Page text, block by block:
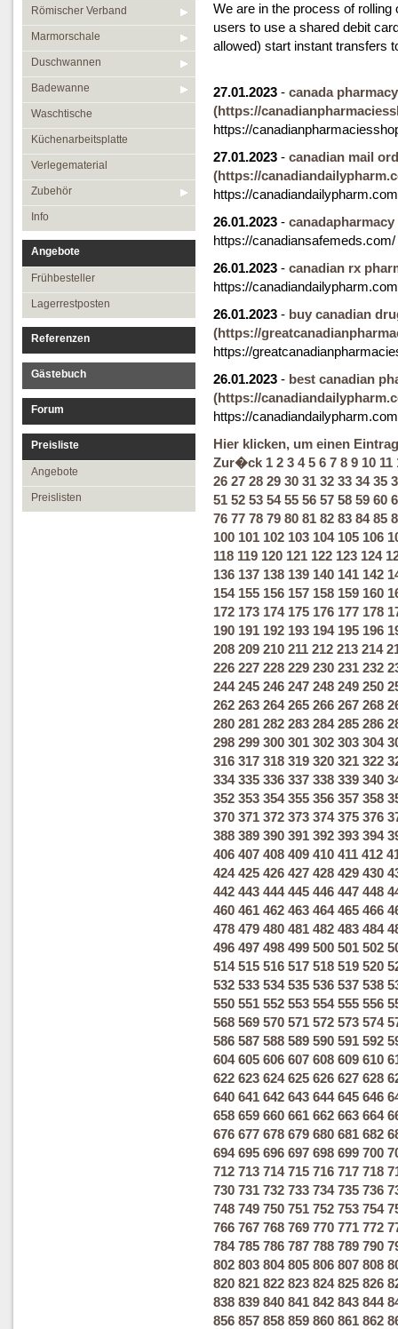
Römischer Verband
Marmorschale
Duschwannen
Badewanne
Waschtische
Küchenarbeitsplatte
Verlegematerial
Zubehör
Info
Angebote
Frühbesteller
Lagerrestposten
Referenzen
Gästebuch
Forum
Preisliste
Angebote
Preislisten
We are in the process of rolling
users to use a shared debit
allowed) start instant transfers
27.01.2023 - canada
(https://
https://
27.01.2023 - canadian mail
(https://
https://
26.01.2023 - canadapharmacy
https://canadiansafemeds.com/
26.01.2023 - canadian rx
https://
26.01.2023 - buy canadian
(https://
https://
26.01.2023 - best canadian
(https://
https://
Hier klicken, um einen
Zur�ck 1 2 3 4 5 6 7 8 9 10 11
26 27 28 29 30 31 32 33 34 35
51 52 53 54 55 56 57 58 59 60
76 77 78 79 80 81 82 83 84 85
100 101 102 103 104 105 106
118 119 120 121 122 123 124
136 137 138 139 140 141 142
154 155 156 157 158 159 160
172 173 174 175 176 177 178
190 191 192 193 194 195 196
208 209 210 211 212 213 214
226 227 228 229 230 231 232
244 245 246 247 248 249 250
262 263 264 265 266 267 268
280 281 282 283 284 285 286
298 299 300 301 302 303 304
316 317 318 319 320 321 322
334 335 336 337 338 339 340
352 353 354 355 356 357 358
370 371 372 373 374 375 376
388 389 390 391 392 393 394
406 407 408 409 410 411 412
424 425 426 427 428 429 430
442 443 444 445 446 447 448
460 461 462 463 464 465 466
478 479 480 481 482 483 484
496 497 498 499 500 501 502
514 515 516 517 518 519 520
532 533 534 535 536 537 538
550 551 552 553 554 555 556
568 569 570 571 572 573 574
586 587 588 589 590 591 592
604 605 606 607 608 609 610
622 623 624 625 626 627 628
640 641 642 643 644 645 646
658 659 660 661 662 663 664
676 677 678 679 680 681 682
694 695 696 697 698 699 700
712 713 714 715 716 717 718
730 731 732 733 734 735 736
748 749 750 751 752 753 754
766 767 768 769 770 771 772
784 785 786 787 788 789 790
802 803 804 805 806 807 808
820 821 822 823 824 825 826
838 839 840 841 842 843 844
856 857 858 859 860 861 862